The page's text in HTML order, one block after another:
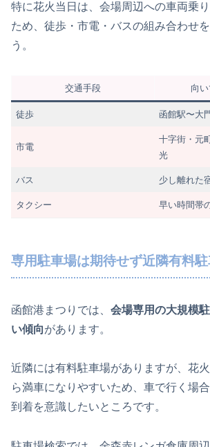
特に花火当日は、会場周辺への車両乗
ため、徒歩・市電・バスの組み合わせ
う。
交通手段 向
徒歩 函館駅〜大
市電
十字街・元
光
バス 少し離れた
タクシー 早い時間帯
専用駐車場は期待せず近隣有料
函館港まつりでは、 会場専用の大規模
い傾向があります。
近隣には有料駐車場がありますが、花
ら満車になりやすいため、車で行く場
到着を意識したいところです。